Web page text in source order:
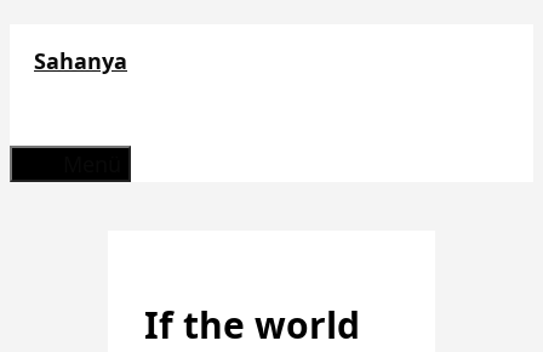
Sahanya
If the world